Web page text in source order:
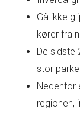
Gå ikke
kører fra
De sidste
stor
Nedenfor
regionen,